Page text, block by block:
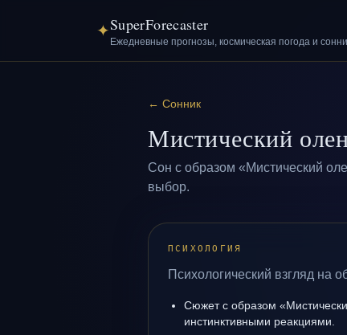
✦SuperForecaster
Ежедневные прогнозы, космическая погода и
← Сонник
Мистический
Сон с образом «Мистический
выбор.
ПСИХОЛОГИЯ
Психологический взгляд на
Сюжет с образом
инстинктивными реакциями.